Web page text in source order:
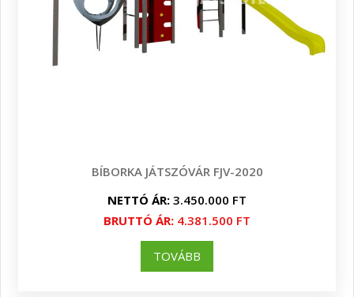
BÍBORKA JÁTSZÓVÁR FJV-2020
NETTÓ ÁR: 3.450.000 FT
BRUTTÓ ÁR: 4.381.500 FT
TOVÁBB